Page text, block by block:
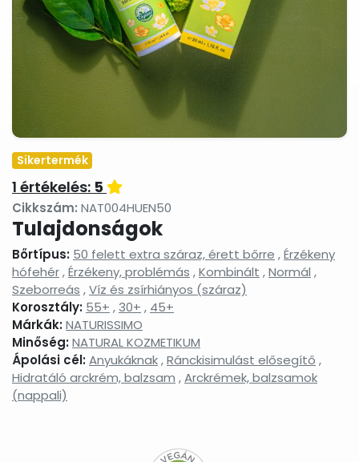
termékek
Masszázsolajok,
masszázsgélek
Nyak-
és
dekoltázs
ápolók
Arctisztítás,
arctej,
arctisztító
gél,
Sampon
hajbalzsam,
Szemkörnyékápolók,
szemránckrémek,
szempilla
koncentrátumok
testvajak,
Tonikok,
splashek
Tusfürdők,
fürdőkrémek
Sikertermék
1 értékelés: 5
Cikkszám: NAT004HUEN50
Tulajdonságok
Bőrtípus: 50 felett extra száraz, érett bőrre ,Érzékeny
hófehér,Érzékeny, problémás ,Kombinált ,Normál ,
Szeborreás ,Víz és zsírhiányos (száraz)
Korosztály: 55+ ,30+ , 45+
Márkák:NATURISSIMO
Minőség:NATURAL KOZMETIKUM
Ápolási cél:Anyukáknak,Ránckisimulást elősegítő ,
Hidratáló arckrém, balzsam ,Arckrémek, balzsamok
(nappali)